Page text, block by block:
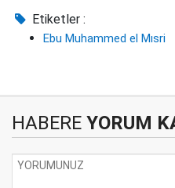
Etiketler :
Ebu Muhammed el Mısri
HABERE YORUM